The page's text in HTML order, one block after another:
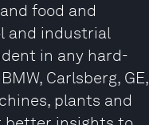
food and
and industrial
in any hard-
Carlsberg, GE,
plants and